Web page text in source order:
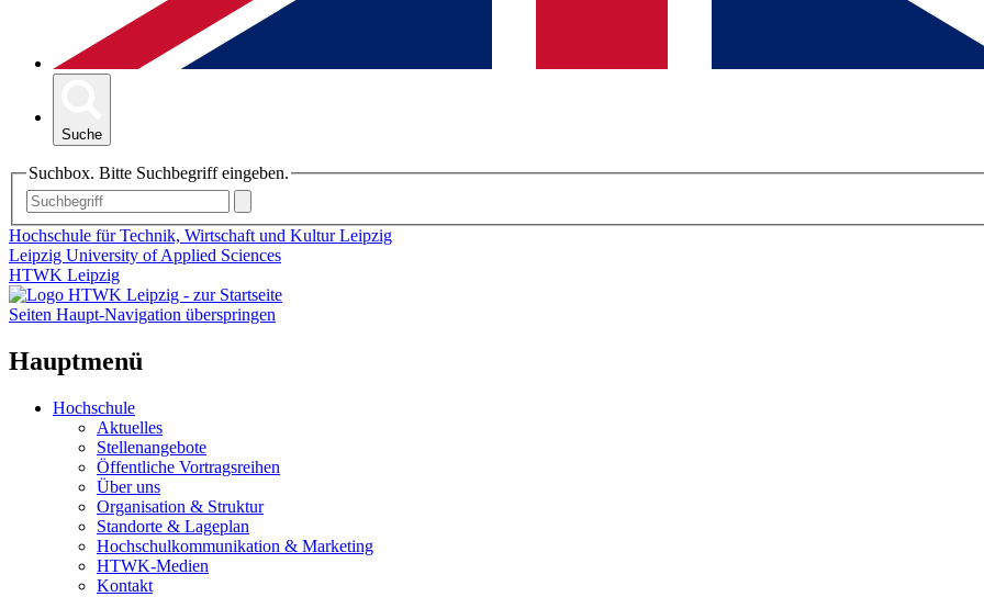
Suche
Suchbox. Bitte Suchbegriff eingeben.
Hochschule für Technik, Wirtschaft und Kultur Leipzig
Leipzig University of Applied Sciences
HTWK Leipzig
Seiten Haupt-Navigation überspringen
Hauptmenü
Hochschule
Aktuelles
Stellenangebote
Öffentliche Vortragsreihen
Über uns
Organisation & Struktur
Standorte & Lageplan
Hochschulkommunikation & Marketing
HTWK-Medien
Kontakt